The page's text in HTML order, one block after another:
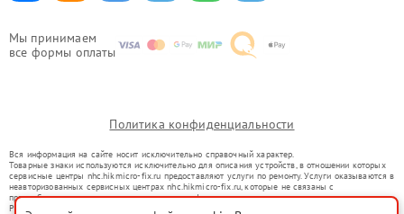
Мы принимаем
все формы оплаты
Политика конфиденциальности
Вся информация на сайте носит исключительно справочный характер.
Товарные знаки используются исключительно для описания устройств, в отношении которых
сервисные центры nhc.hikmicro-fix.ru предоставляют услуги по ремонту. Услуги оказываются в
неавторизованных сервисных центрах nhc.hikmicro-fix.ru, которые не связаны с
правообладателями товарных знаков или их официальными представителями.
Ремонт осуществляется для устройств, уже введенных в гражданский оборот в соответствии